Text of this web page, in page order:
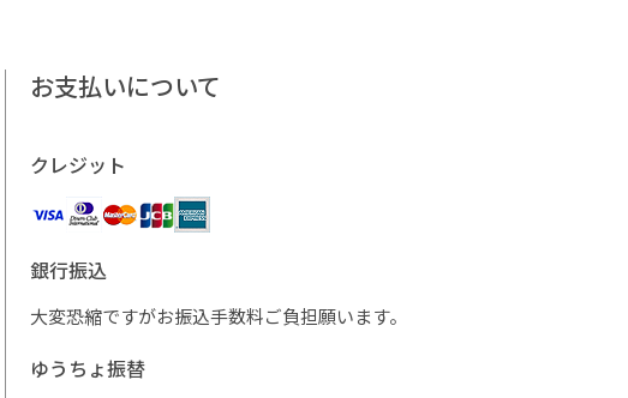
お支払いについて
クレジット
銀行振込
大変恐縮ですがお振込手数料ご負担願います。
ゆうちょ振替